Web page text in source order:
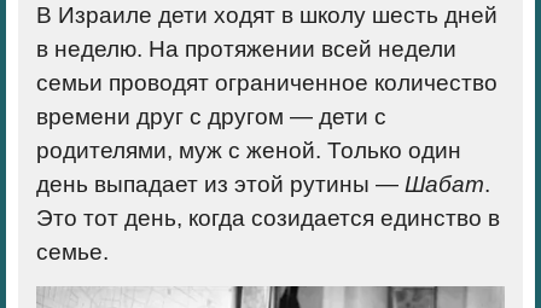
В Израиле дети ходят в школу шесть дней
в неделю. На протяжении всей недели
семьи проводят ограниченное количество
времени друг с другом — дети с
родителями, муж с женой. Только один
день выпадает из этой рутины — Шабат.
Это тот день, когда созидается единство в
семье.